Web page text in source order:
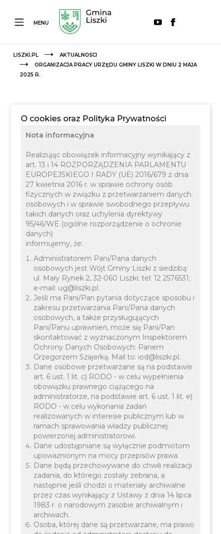
MENU
LISZKI.PL
AKTUALNOŚCI
ORGANIZACJA PRACY URZĘDU GMINY LISZKI W DNIU 2 MAJA
2025 R.
14 KWIETNIA 2025 INFORMACJE
Organizacja pracy Urzędu
Gminy Liszki w dniu 2
maja 2025 r.
Informujemy, że 2 maja 2025 r. Urząd Gminy Liszki
będzie nieczynny. Kasa Urzędu będzie zamknięta.
O cookies oraz Polityka Prywatności
Nota informacyjna
Realizując obowiązek informacyjny wynikający z
art. 13 i 14 ROZPORZĄDZENIA PARLAMENTU
EUROPEJSKIEGO I RADY (UE) 2016/679 z dnia
27 kwietnia 2016 r. w sprawie ochrony osób
fizycznych w związku z przetwarzaniem danych
osobowych i w sprawie swobodnego przepływu
takich danych oraz uchylenia dyrektywy
95/46/WE (ogólne rozporządzenie o ochronie
danych)
informujemy, że:
Administratorem Pani/Pana danych
osobowych jest Wójt Gminy Liszki z siedzibą:
ul. Mały Rynek 2, 32-060 Liszki; tel: 12 2576531;
e-mail: ug@liszki.pl.
Jeśli ma Pani/Pan pytania dotyczące sposobu i
zakresu przetwarzania Pani/Pana danych
osobowych, a także przysługujących
Pani/Panu uprawnień, może się Pani/Pan
skontaktować z wyznaczonym Inspektorem
Ochrony Danych Osobowych: Panem
Grzegorzem Szajerką. Mail to: iod@liszki.pl.
Dane osobowe przetwarzane są na podstawie
art. 6 ust. 1 lit. c) RODO - w celu wypełnienia
obowiązku prawnego ciążącego na
administratorze, na podstawie art. 6 ust. 1 lit. e)
RODO - w celu wykonania zadań
realizowanych w interesie publicznym lub w
ramach sprawowania władzy publicznej
powierzonej administratorowi.
Dane udostępniane są wyłącznie podmiotom
upoważnionym na mocy przepisów prawa.
Dane będą przechowywane do chwili realizacji
zadania, do którego zostały zebrana, a
następnie jeśli chodzi o materiały archiwalne
przez czas wynikający z Ustawy z dnia 14 lipca
1983 r. o narodowym zasobie archiwalnym i
archiwach.
Osoba, której dane są przetwarzane, ma prawo